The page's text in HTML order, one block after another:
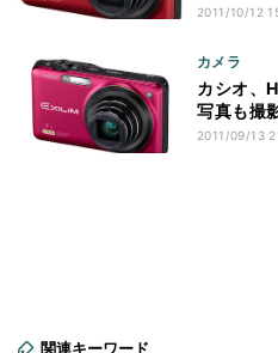
2011/10/12
カメラ
カシオ、
写真も撮
2011/09/13
関連キーワード